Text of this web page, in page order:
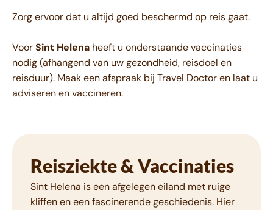
Zorg ervoor dat u altijd goed beschermd op reis gaat.
VoorSint Helena heeft u onderstaande vaccinaties
nodig (afhangend van uw gezondheid, reisdoel en
reisduur). Maak een afspraak bij Travel Doctor en laat u
adviseren en vaccineren.
Reisziekte & Vaccinaties
Sint Helena is een afgelegen eiland met ruige
kliffen en een fascinerende geschiedenis. Hier